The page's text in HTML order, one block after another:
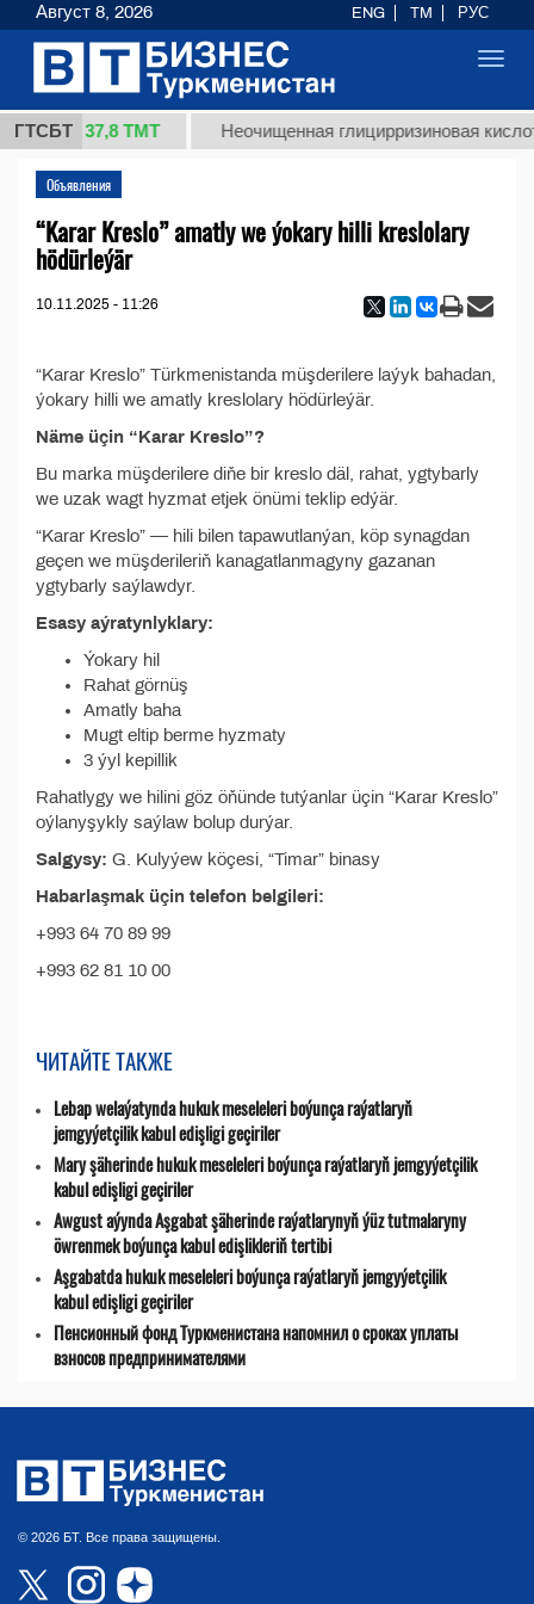
ГТСБТ
1 (кг.) 37,8 ТМТ Неочищенная глицирризиновая
Объявления
“Karar Kreslo” amatly we ýokary hilli kreslolary
hödürleýär
10.11.2025 - 11:26
“Karar Kreslo” Türkmenistanda müşderilere laýyk bahadan,
ýokary hilli we amatly kreslolary hödürleýär.
Näme üçin “Karar Kreslo”?
Bu marka müşderilere diňe bir kreslo däl, rahat, ygtybarly
we uzak wagt hyzmat etjek önümi teklip edýär.
“Karar Kreslo” — hili bilen tapawutlanýan, köp synagdan
geçen we müşderileriň kanagatlanmagyny gazanan
ygtybarly saýlawdyr.
Esasy aýratynlyklary:
Ýokary hil
Rahat görnüş
Amatly baha
Mugt eltip berme hyzmaty
3 ýyl kepillik
Rahatlygy we hilini göz öňünde tutýanlar üçin “Karar Kreslo”
oýlanyşykly saýlaw bolup durýar.
Salgysy: G. Kulyýew köçesi, “Timar” binasy
Habarlaşmak üçin telefon belgileri:
+993 64 70 89 99
+993 62 81 10 00
ЧИТАЙТЕ ТАКЖЕ
Lebap welaýatynda hukuk meseleleri boýunça raýatlaryň
jemgyýetçilik kabul edişligi geçiriler
Mary şäherinde hukuk meseleleri boýunça raýatlaryň jemgyýetçilik
kabul edişligi geçiriler
Awgust aýynda Aşgabat şäherinde raýatlarynyň ýüz tutmalaryny
öwrenmek boýunça kabul edişlikleriň tertibi
Aşgabatda hukuk meseleleri boýunça raýatlaryň jemgyýetçilik
kabul edişligi geçiriler
Пенсионный фонд Туркменистана напомнил о сроках уплаты
взносов предпринимателями
© 2026 БТ. Все права защищены.
Август 8, 2026 ENG TM РУС